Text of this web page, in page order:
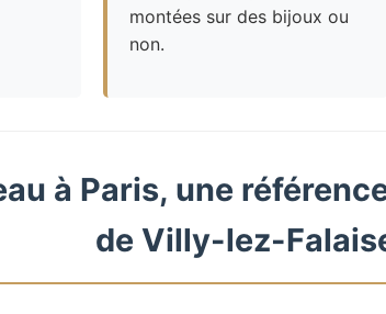
montées sur des bijoux ou
non.
à Paris, une
de Villy-lez-